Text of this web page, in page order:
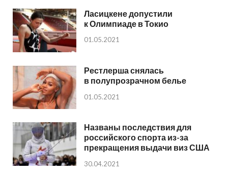
Ласицкене допустили
к Олимпиаде в Токио
01.05.2021
Рестлерша снялась
в полупрозрачном белье
01.05.2021
Названы последствия для
российского спорта из-за
прекращения выдачи виз США
30.04.2021